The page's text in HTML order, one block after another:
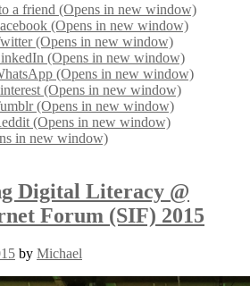
a friend (Opens in new window)
(Opens in new window)
(Opens in new window)
(Opens in new window)
(Opens in new window)
(Opens in new window)
(Opens in new window)
(Opens in new window)
in new window)
Digital Literacy @
Forum (SIF) 2015
by Michael